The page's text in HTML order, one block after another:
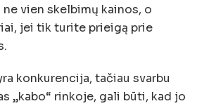
vien skelbimų kainos, o
jei tik turite prieigą prie
konkurencija, tačiau svarbu
„kabo“ rinkoje, gali būti, kad jo